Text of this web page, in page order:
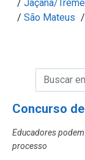
/ Jaçanã/
/ São Mateus /
Campo
Concurso
Educadores
processo